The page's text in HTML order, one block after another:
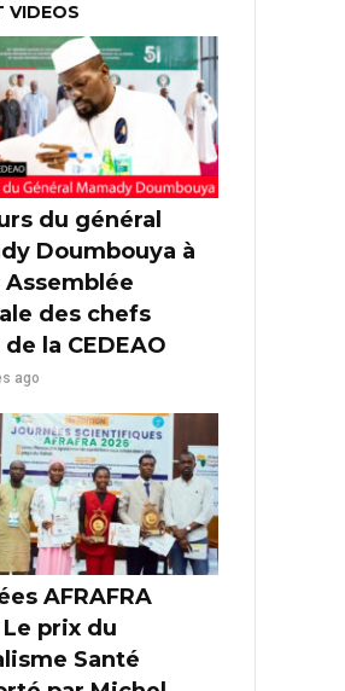
VIDEOS
du général
Doumbouya à
Assemblée
des chefs
de la CEDEAO
ago
AFRAFRA
prix du
Santé